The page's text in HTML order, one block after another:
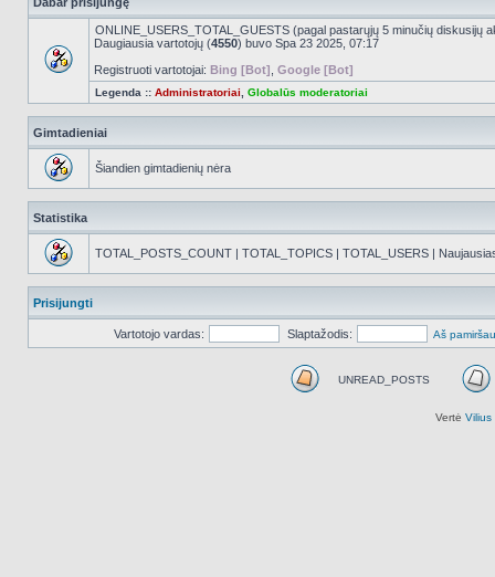
ONLINE_USERS_TOTAL_GUESTS (pagal pastarųjų 5 minučių diskusijų
Daugiausia vartotojų (4550) buvo Spa 23 2025, 07:17
Registruoti vartotojai: Bing [Bot] Google [Bot]
Legenda :: Administratoriai Globalūs moderatoriai
Gimtadieniai
Šiandien gimtadienių nėra
Statistika
TOTAL_POSTS_COUNT | TOTAL_TOPICS | TOTAL_USERS |
Prisijungti
Vartotojo vardas: Slaptažodis: Aš
UNREAD_POSTS
Vertė Vilius